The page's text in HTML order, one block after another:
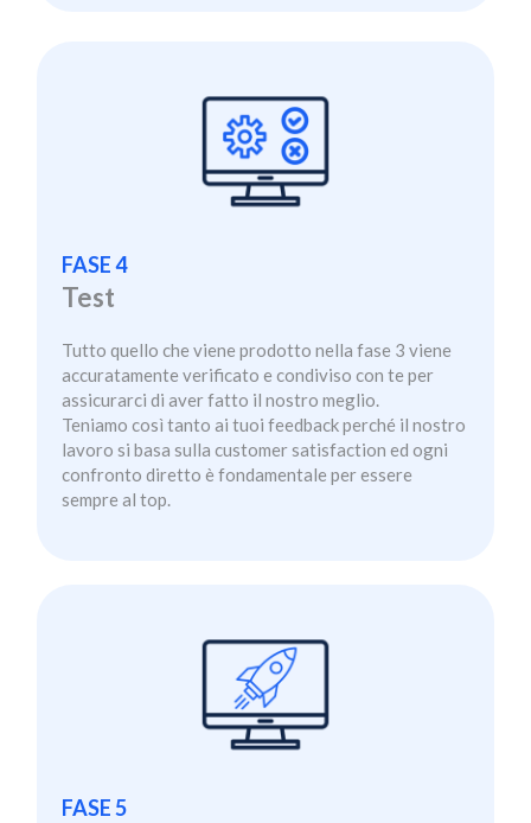
FASE 4
Test
Tutto quello che viene prodotto nella fase 3 viene
accuratamente verificato e condiviso con te per
assicurarci di aver fatto il nostro meglio.
Teniamo così tanto ai tuoi feedback perché il nostro
lavoro si basa sulla customer satisfaction ed ogni
confronto diretto è fondamentale per essere
sempre al top.
FASE 5